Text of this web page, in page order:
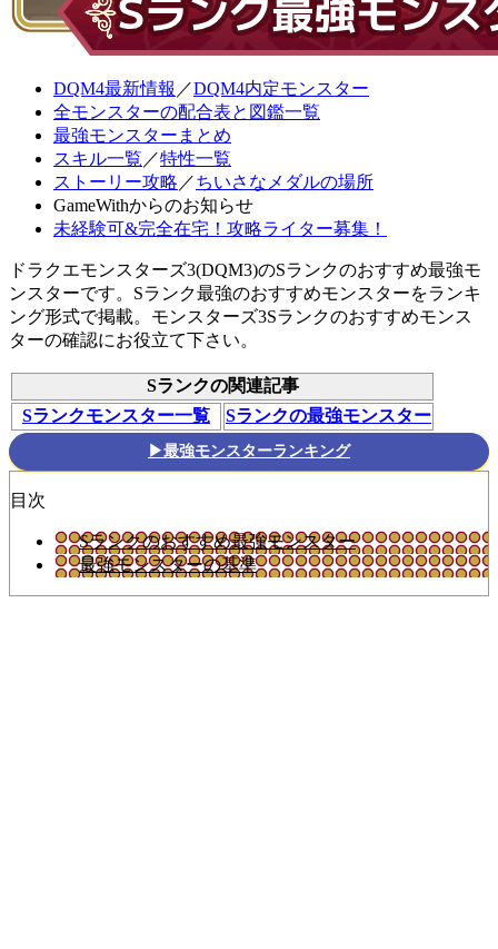
DQM4最新情報 ／DQM4内定モンスター
全モンスターの配合表と図鑑一覧
最強モンスターまとめ
スキル一覧 ／特性一覧
ストーリー攻略 ／ちいさなメダルの場所
GameWithからのお知らせ
未経験可&完全在宅！攻略ライター募集！
ドラクエモンスターズ3(DQM3)のSランクのおすすめ最強モ
ンスターです。Sランク最強のおすすめモンスターをランキ
ング形式で掲載。モンスターズ3Sランクのおすすめモンス
ターの確認にお役立て下さい。
Sランクの関連記事
Sランクモンスター一覧
Sランクの最強モンスター
▶最強モンスターランキング
目次
Sランクのおすすめ最強モンスター
最強モンスターの基準